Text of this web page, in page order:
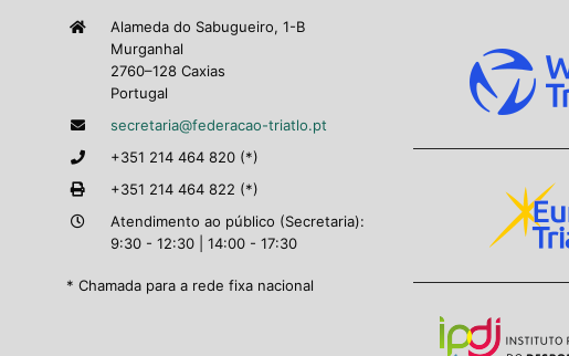
Alameda do Sabugueiro, 1-B
Murganhal
2760–128 Caxias
Portugal
secretaria@federacao-triatlo.pt
+351 214 464 820 (*)
+351 214 464 822 (*)
Atendimento ao público (Secretaria):
9:30 - 12:30 | 14:00 - 17:30
* Chamada para a rede fixa nacional